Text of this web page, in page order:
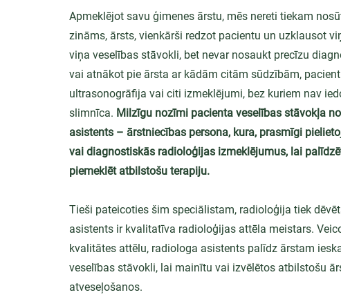
Apmeklējot savu ģimenes ārstu, mēs nereti tiekam
zināms, ārsts, vienkārši redzot pacientu un uzklausot
viņa veselības stāvokli, bet nevar nosaukt precīzu
vai atnākot pie ārsta ar kādām citām sūdzībām,
ultrasonogrāfija vai citi izmeklējumi, bez kuriem nav
slimnīca. Milzīgu nozīmi pacienta veselības stāvokļa
asistents – ārstniecības persona, kura, prasmīgi
vai diagnostiskās radioloģijas izmeklējumus, lai
piemeklēt atbilstošu terapiju.
Tieši pateicoties šim speciālistam, radioloģija tiek
asistents ir kvalitatīva radioloģijas attēla meistars.
kvalitātes attēlu, radiologa asistents palīdz ārstam
veselības stāvokli, lai mainītu vai izvēlētos atbilstošu
atveseļošanos.